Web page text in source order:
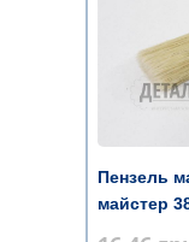
Пензель
майстер